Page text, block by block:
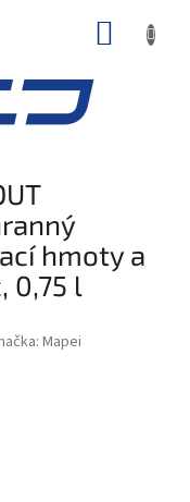
hmoty a
0,75 l
Mapei